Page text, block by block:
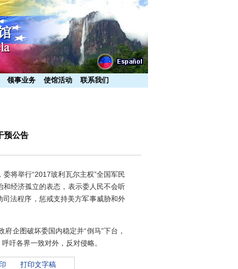
领事业务 使馆活动 联系我们
预公告
将举行“2017玻利瓦尔主权”全国军民
经济孤立的表态，表示委人民不会听
法程序，惩戒支持美方军事威胁和外
企图破坏委国内稳定并“倒马”下台，
吁各界一致对外，反对侵略。
打印文字稿